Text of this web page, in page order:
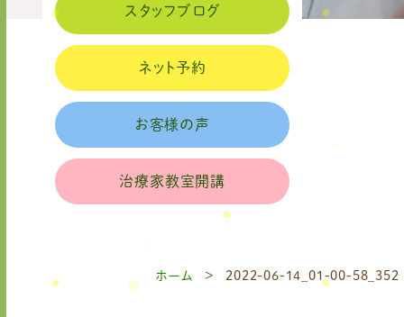
スタッフブログ
ネット予約
お客様の声
治療家教室開講
ホーム 2022-06-14_01-00-58_352